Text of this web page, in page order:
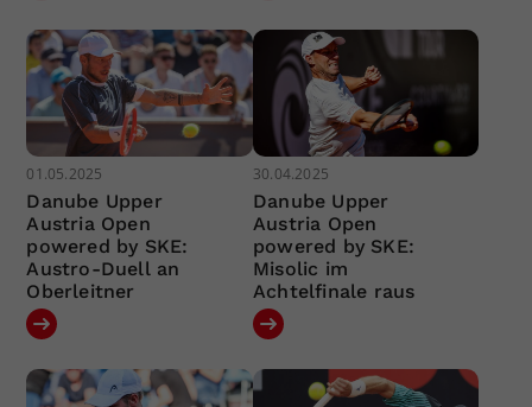
01.05.2025
Danube Upper
Austria Open
powered by SKE:
Austro-Duell an
Oberleitner
30.04.2025
Danube Upper
Austria Open
powered by SKE:
Misolic im
Achtelfinale raus